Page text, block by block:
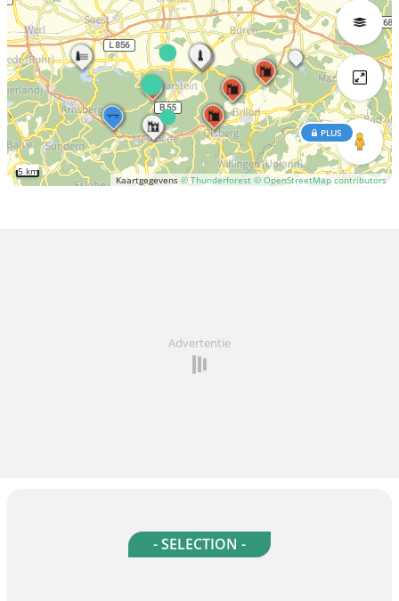
Kaartgegevens © Thunderforest © OpenStreetMap contributors
PLUS
5 km
Advertentie
- SELECTION -